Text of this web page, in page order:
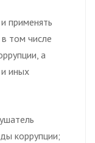
применять
том числе
а
иных
коррупции;